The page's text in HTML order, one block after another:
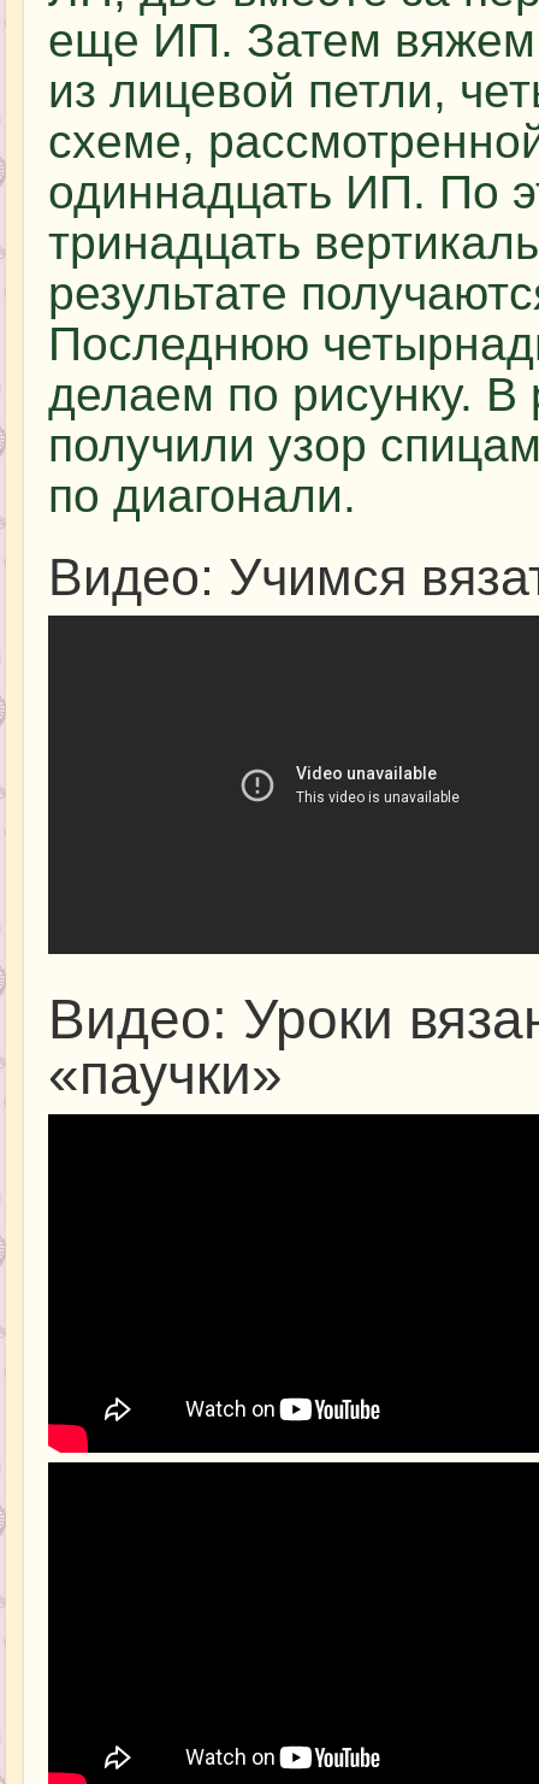
еще ИП. Затем вяжем
из лицевой петли,
схеме,
одиннадцать ИП. По
тринадцать
результате
Последнюю
делаем по рисунку. В
получили узор
по диагонали.
Видео: Учимся
Видео: Уроки
«паучки»